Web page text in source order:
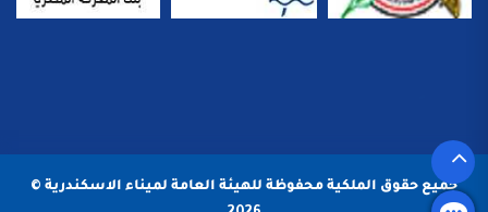
جميع حقوق الملكية محفوظة للهيئة العامة لميناء الاسكندرية ©